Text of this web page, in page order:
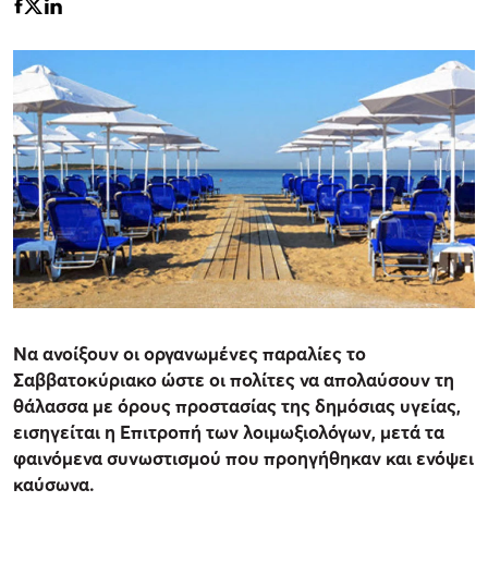
Να ανοίξουν οι οργανωμένες παραλίες το
Σαββατοκύριακο ώστε οι πολίτες να απολαύσουν τη
θάλασσα με όρους προστασίας της δημόσιας υγείας,
εισηγείται η Επιτροπή των λοιμωξιολόγων, μετά τα
φαινόμενα συνωστισμού που προηγήθηκαν και ενόψει
καύσωνα.